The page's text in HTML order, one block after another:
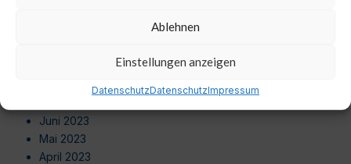
Ablehnen
Einstellungen anzeigen
DatenschutzDatenschutzImpressum
September 2023
August 2023
Juni 2023
Mai 2023
April 2023